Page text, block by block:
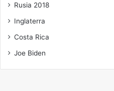
Rusia 2018
Inglaterra
Costa Rica
Joe Biden